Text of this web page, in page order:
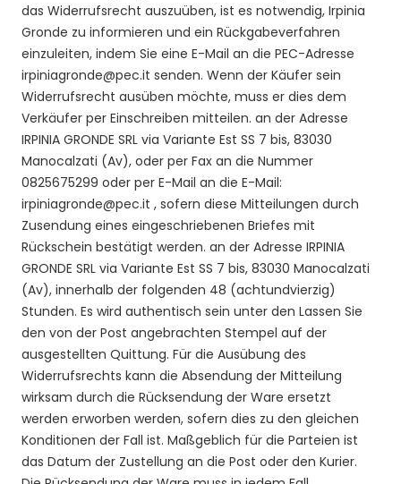
das Widerrufsrecht auszuüben, ist es notwendig, Irpinia
Gronde zu informieren und ein Rückgabeverfahren
einzuleiten, indem Sie eine E-Mail an die PEC-Adresse
irpiniagronde@pec.it senden. Wenn der Käufer sein
Widerrufsrecht ausüben möchte, muss er dies dem
Verkäufer per Einschreiben mitteilen. an der Adresse
IRPINIA GRONDE SRL via Variante Est SS 7 bis, 83030
Manocalzati (Av), oder per Fax an die Nummer
0825675299 oder per E-Mail an die E-Mail:
irpiniagronde@pec.it , sofern diese Mitteilungen durch
Zusendung eines eingeschriebenen Briefes mit
Rückschein bestätigt werden. an der Adresse IRPINIA
GRONDE SRL via Variante Est SS 7 bis, 83030 Manocalzati
(Av), innerhalb der folgenden 48 (achtundvierzig)
Stunden. Es wird authentisch sein unter den Lassen Sie
den von der Post angebrachten Stempel auf der
ausgestellten Quittung. Für die Ausübung des
Widerrufsrechts kann die Absendung der Mitteilung
wirksam durch die Rücksendung der Ware ersetzt
werden erworben werden, sofern dies zu den gleichen
Konditionen der Fall ist. Maßgeblich für die Parteien ist
das Datum der Zustellung an die Post oder den Kurier.